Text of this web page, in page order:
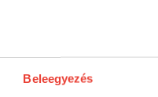
Beleegyezés
-15%